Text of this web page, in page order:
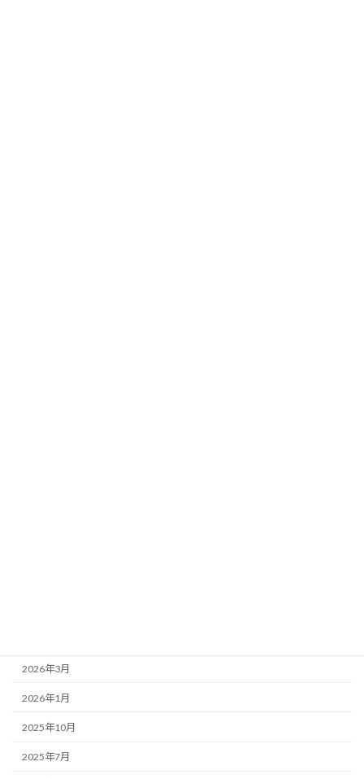
2026年3月
2026年1月
2025年10月
2025年7月